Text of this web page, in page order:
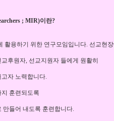
; MIR)이란?
용하기 위한 연구모임입니다. 선교현장
후원자, 선교지원자 들에게 원활히
자 노력합니다.
훈련되도록
만들어 내도록 훈련합니다.